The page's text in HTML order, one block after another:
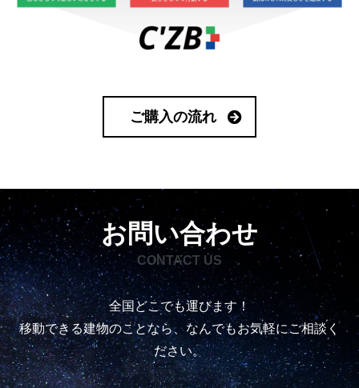
ご購入の流れ
お問い合わせ
CONTACT US
全国どこでも運びます！
移動できる建物のことなら、なんでもお気軽にご相談く
ださい。